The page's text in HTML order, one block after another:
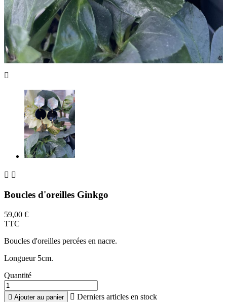

 
Boucles d'oreilles Ginkgo
59,00 €
TTC
Boucles d'oreilles percées en nacre.
Longueur 5cm.
Quantité
 Ajouter au panier  Derniers articles en stock